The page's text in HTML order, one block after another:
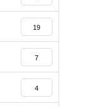
19
7
4